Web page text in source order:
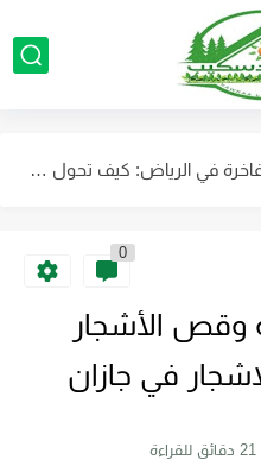
خدمات تركيب وصيانة جميع أجهزة الرذاذ والضباب بالرياض بأفضل جودة...
مظلات حدائق فاخرة في الرياض: كيف تحول حديقتك إلى منتجع...
ديكورات مظلات وجلسات خارجية بالرياض لتجعل حديقتك عصرية
0
وقص الأشجار
في جازان
21 دقائق للقراءة